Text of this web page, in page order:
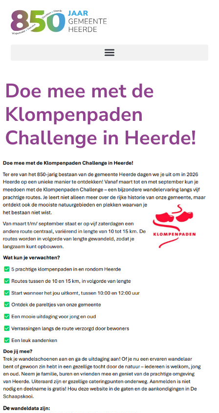
Doe mee met de
Klompenpaden
Challenge in Heerde!